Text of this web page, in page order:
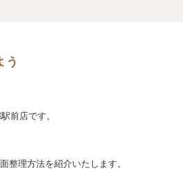
う
前店です。
整理方法を紹介いたします。